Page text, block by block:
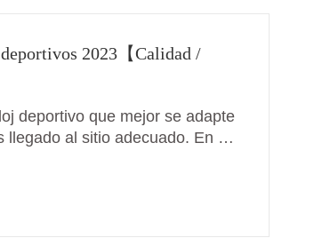
2023【Calidad /
deportivo que mejor se adapte
llegado al sitio adecuado. En …